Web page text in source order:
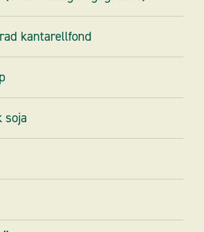
kantarellfond
soja